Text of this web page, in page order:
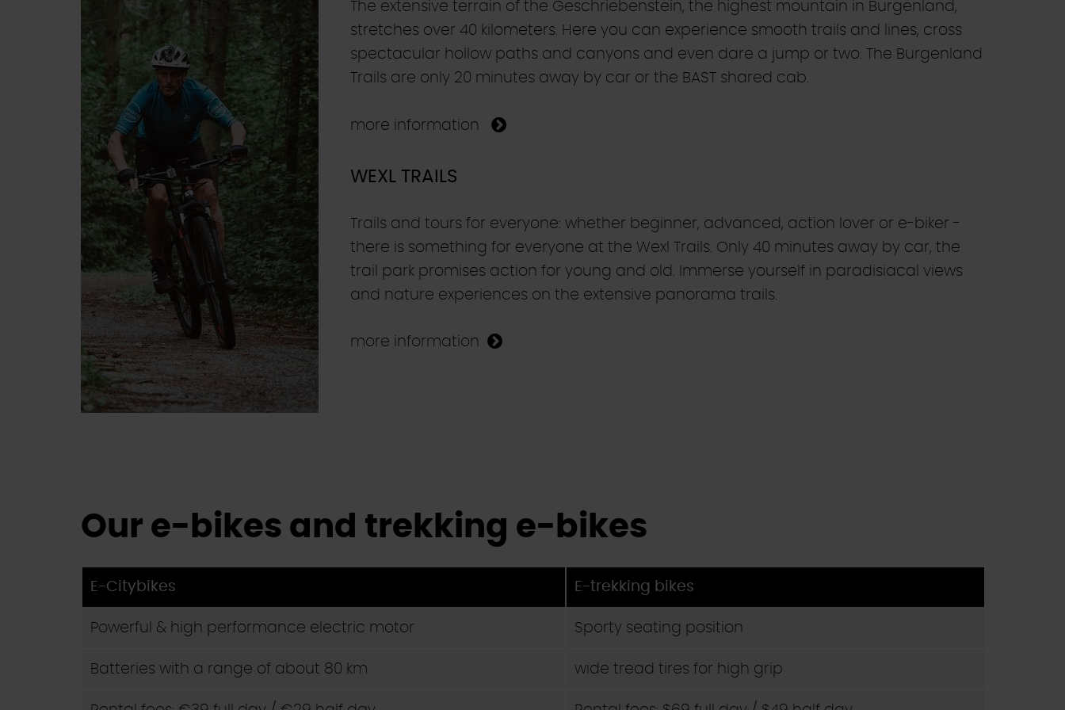
The extensive terrain of the Geschriebenstein, the highest mountain in Burgenland,
stretches over 40 kilometers. Here you can experience smooth trails and lines, cross
spectacular hollow paths and canyons and even dare a jump or two. The Burgenland
Trails are only 20 minutes away by car or the BAST shared cab.
more information
WEXL TRAILS
Trails and tours for everyone: whether beginner, advanced, action lover or e-biker -
there is something for everyone at the Wexl Trails. Only 40 minutes away by car, the
trail park promises action for young and old. Immerse yourself in paradisiacal views
and nature experiences on the extensive panorama trails.
more information
Our e-bikes and trekking e-bikes
E-Citybikes E-trekking bikes
Powerful & high performance electric motor Sporty seating position
Batteries with a range of about 80 km wide tread tires for high grip